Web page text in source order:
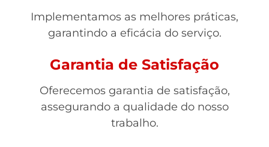
Implementamos as melhores práticas,
garantindo a eficácia do serviço.
Garantia de Satisfação
Oferecemos garantia de satisfação,
assegurando a qualidade do nosso
trabalho.